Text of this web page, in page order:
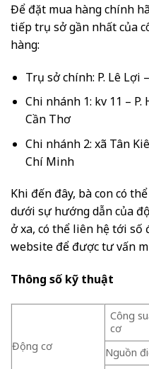
Để đặt mua hàng chính
tiếp trụ sở gần nhất của
hàng:
Trụ sở chính: P. Lê Lợi
Chi nhánh 1: kv 11 – P.
Cần Thơ
Chi nhánh 2: xã Tân
Chí Minh
Khi đến đây, bà con có
dưới sự hướng dẫn của
ở xa, có thể liên hệ tới
website để được tư vấn
Thông số kỹ thuật
Động cơ
Công
cơ
Nguồn